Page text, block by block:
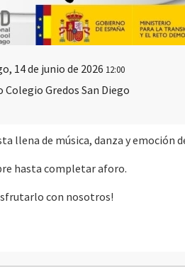
14 de junio de 2026 12:00
Gredos San Diego
llena de música, danza y emoción
hasta completar aforo.
con nosotros!